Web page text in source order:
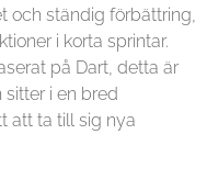
och ständig förbättring,
i korta sprintar.
på Dart, detta är
sitter i en bred
att ta till sig nya